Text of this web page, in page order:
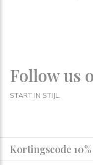
Follow us
START IN STIJL.
Kortingscode